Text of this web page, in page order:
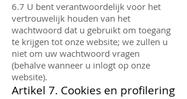
6.7 U bent verantwoordelijk voor het
vertrouwelijk houden van het
wachtwoord dat u gebruikt om toegang
te krijgen tot onze website; we zullen u
niet om uw wachtwoord vragen
(behalve wanneer u inlogt op onze
website).
Artikel 7. Cookies en profilering